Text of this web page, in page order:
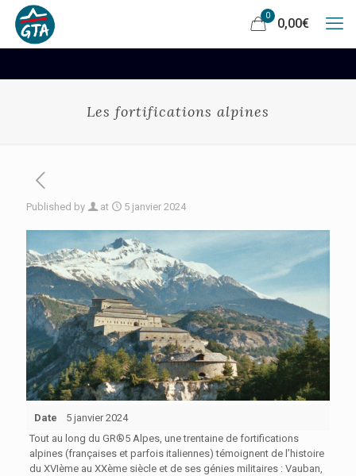
0
0,00€
Les fortifications alpines
Published by at 5 janvier 2024
Date
5 janvier 2024
Tout au long du GR®5 Alpes, une trentaine de fortifications
alpines (françaises et parfois italiennes) témoignent de l’histoire
du XVIème au XXème siècle et de ses génies militaires : Vauban,